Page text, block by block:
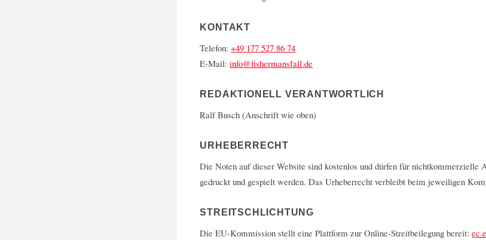
KONTAKT
Telefon:+49 177 527 86 74
E-Mail:info@fishermansfall.de
REDAKTIONELL VERANTWORTLICH
Ralf Busch (Anschrift wie oben)
URHEBERRECHT
Die Noten auf dieser Website sind kostenlos und dürfen für nichtkommerzielle
gedruckt und gespielt werden. Das Urheberrecht verbleibt beim jeweiligen
STREITSCHLICHTUNG
Die EU-Kommission stellt eine Plattform zur Online-Streitbeilegung bereit: